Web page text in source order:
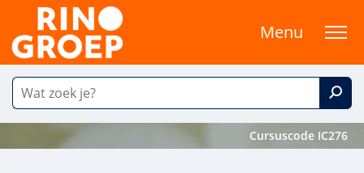
Menu
Cursuscode IC276